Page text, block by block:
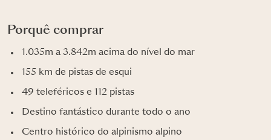
Porquê comprar
1.035m a 3.842m acima do nível do mar
155 km de pistas de esqui
49 teleféricos e 112 pistas
Destino fantástico durante todo o ano
Centro histórico do alpinismo alpino